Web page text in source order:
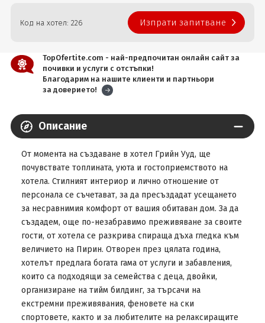
Код на хотел: 226 Изпрати запитване
TopOfertite.com - най-предпочитан онлайн сайт за
почивки и услуги с отстъпки!
Благодарим на нашите клиенти и партньори
за доверието!
Описание
От момента на създаване в хотел Грийн Ууд, ще
почувствате топлината, уюта и гостоприемството на
хотела. Стилният интериор и лично отношение от
персонала се съчетават, за да пресъздадат усещането
за несравнимия комфорт от вашия обитаван дом. За да
създадем, още по-незабравимо преживяване за своите
гости, от хотела се разкрива спираща дъха гледка към
величието на Пирин. Отворен през цялата година,
хотелът предлага богата гама от услуги и забавления,
които са подходящи за семейства с деца, двойки,
организиране на тийм билдинг, за търсачи на
екстремни преживявания, феновете на ски
спортовете, както и за любителите на релаксиращите